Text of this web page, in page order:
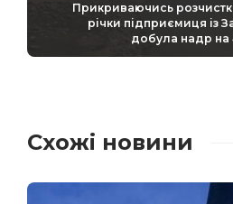
Прикриваючись
річки підприємиця із
добула надр на
Схожі новини